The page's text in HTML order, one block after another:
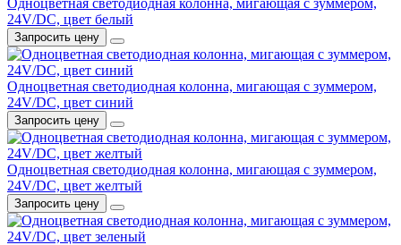
Одноцветная светодиодная колонна, мигающая с зуммером,
24V/DC, цвет белый
Запросить цену
Одноцветная светодиодная колонна, мигающая с зуммером,
24V/DC, цвет синий
Запросить цену
Одноцветная светодиодная колонна, мигающая с зуммером,
24V/DC, цвет желтый
Запросить цену